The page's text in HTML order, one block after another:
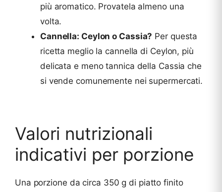
più aromatico. Provatela almeno una
volta.
Cannella: Ceylon o Cassia? Per questa
ricetta meglio la cannella di Ceylon, più
delicata e meno tannica della Cassia che
si vende comunemente nei supermercati.
Valori nutrizionali
indicativi per porzione
Una porzione da circa 350 g di piatto finito